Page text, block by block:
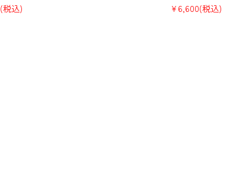
(税込) ¥6,600(税込)